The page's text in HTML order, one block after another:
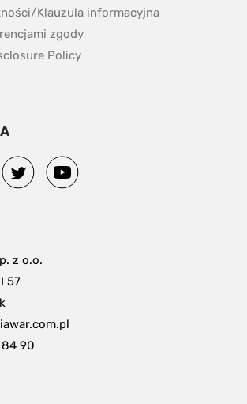
Klauzula informacyjna
zgody
Policypdf, 153.9 kB.
z o.o.
57
90